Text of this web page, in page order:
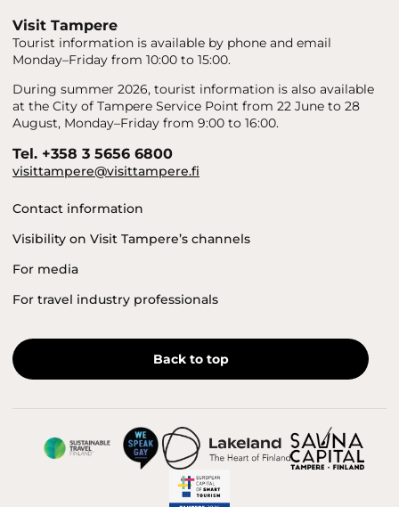
Visit Tampere
Tourist information is available by phone and email
Monday–Friday from 10:00 to 15:00.
During summer 2026, tourist information is also available
at the City of Tampere Service Point from 22 June to 28
August, Monday–Friday from 9:00 to 16:00.
Tel. +358 3 5656 6800
visittampere@visittampere.fi
Contact information
Visibility on Visit Tampere’s channels
For media
For travel industry professionals
Back to top